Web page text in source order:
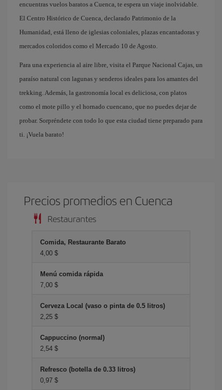
encuentras vuelos baratos a Cuenca, te espera un viaje inolvidable.
El Centro Histórico de Cuenca, declarado Patrimonio de la
Humanidad, está lleno de iglesias coloniales, plazas encantadoras y
mercados coloridos como el Mercado 10 de Agosto.
Para una experiencia al aire libre, visita el Parque Nacional Cajas, un
paraíso natural con lagunas y senderos ideales para los amantes del
trekking. Además, la gastronomía local es deliciosa, con platos
como el mote pillo y el hornado cuencano, que no puedes dejar de
probar. Sorpréndete con todo lo que esta ciudad tiene preparado para
ti. ¡Vuela barato!
Precios promedios en Cuenca
Restaurantes
Comida, Restaurante Barato
4,00 $
Menú comida rápida
7,00 $
Cerveza Local (vaso o pinta de 0.5 litros)
2,25 $
Cappuccino (normal)
2,54 $
Refresco (botella de 0.33 litros)
0,97 $